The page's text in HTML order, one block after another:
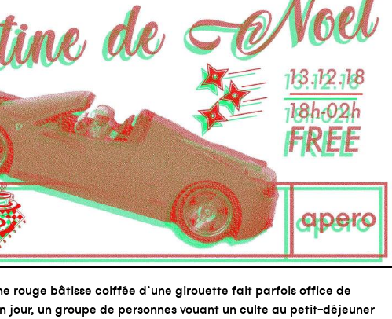
rouge bâtisse coiffée d’une girouette fait parfois office de
jour, un groupe de personnes vouant un culte au petit-déjeuner